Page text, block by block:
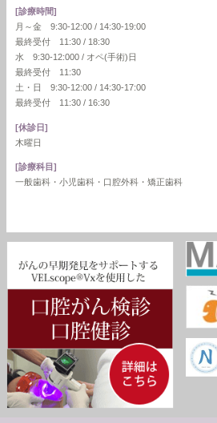
[診療時間]
月～金 9:30-12:00 / 14:30-19:00
最終受付 11:30 / 18:30
水 9:30-12:000 / オペ(手術)日
最終受付 11:30
土・日 9:30-12:00 / 14:30-17:00
最終受付 11:30 / 16:30
[休診日]
木曜日
[診療科目]
一般歯科・小児歯科・口腔外科・矯正歯科